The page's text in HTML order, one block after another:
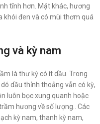
tĩnh hơn. Mặt khác, hương
khói đen và có mùi thơm quá
và kỳ nam
là thư kỳ có ít dầu. Trong
dầu thỉnh thoảng vẫn có kỳ,
luôn bọc xung quanh hoặc
hương về số lượng.. Các
kỳ nam, thanh kỳ nam,